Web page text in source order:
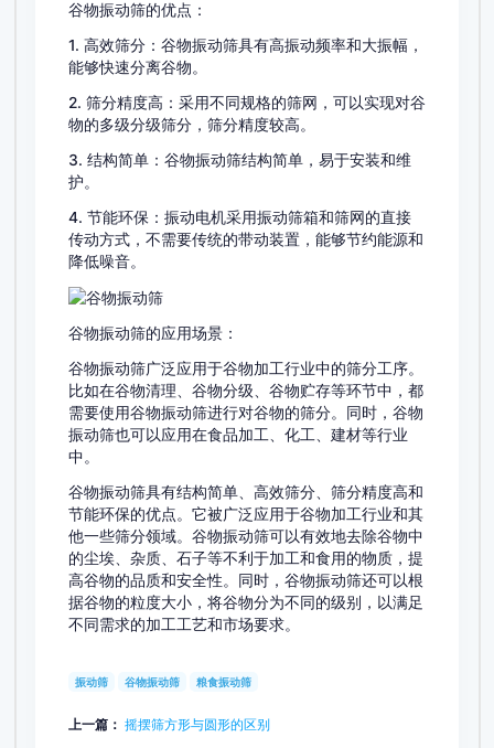
谷物振动筛的优点：
1. 高效筛分：谷物振动筛具有高振动频率和大振幅，
能够快速分离谷物。
2. 筛分精度高：采用不同规格的筛网，可以实现对谷
物的多级分级筛分，筛分精度较高。
3. 结构简单：谷物振动筛结构简单，易于安装和维
护。
4. 节能环保：振动电机采用振动筛箱和筛网的直接
传动方式，不需要传统的带动装置，能够节约能源和
降低噪音。
谷物振动筛的应用场景：
谷物振动筛广泛应用于谷物加工行业中的筛分工序。
比如在谷物清理、谷物分级、谷物贮存等环节中，都
需要使用谷物振动筛进行对谷物的筛分。同时，谷物
振动筛也可以应用在食品加工、化工、建材等行业
中。
谷物振动筛具有结构简单、高效筛分、筛分精度高和
节能环保的优点。它被广泛应用于谷物加工行业和其
他一些筛分领域。谷物振动筛可以有效地去除谷物中
的尘埃、杂质、石子等不利于加工和食用的物质，提
高谷物的品质和安全性。同时，谷物振动筛还可以根
据谷物的粒度大小，将谷物分为不同的级别，以满足
不同需求的加工工艺和市场要求。
振动筛 谷物振动筛 粮食振动筛
上一篇： 摇摆筛方形与圆形的区别